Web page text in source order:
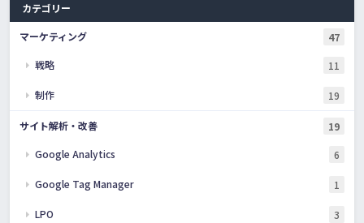
カテゴリー
マーケティング
47
戦略
11
制作 19
サイト解析・改善
19
Google Analytics
6
Google Tag Manager 1
LPO 3